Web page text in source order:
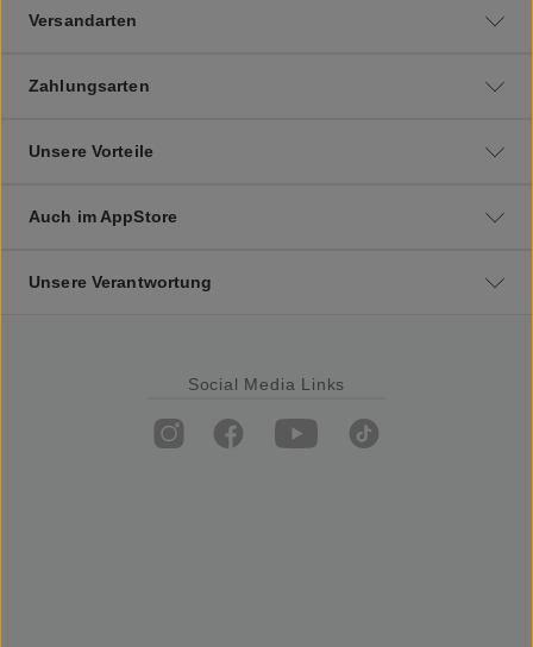
Versandarten
Zahlungsarten
Unsere Vorteile
Auch im AppStore
Unsere Verantwortung
Social Media Links